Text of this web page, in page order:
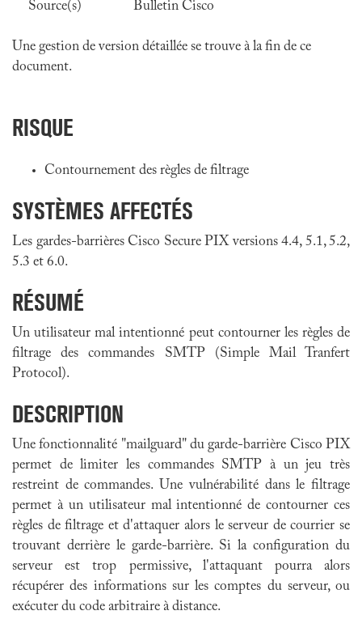
Source(s) Bulletin Cisco
Une gestion de version détaillée se trouve à la fin de ce
document.
RISQUE
Contournement des règles de filtrage
SYSTÈMES AFFECTÉS
Les gardes-barrières Cisco Secure PIX versions 4.4, 5.1, 5.2,
5.3 et 6.0.
RÉSUMÉ
Un utilisateur mal intentionné peut contourner les règles de
filtrage des commandes SMTP (Simple Mail Tranfert
Protocol).
DESCRIPTION
Une fonctionnalité "mailguard" du garde-barrière Cisco PIX
permet de limiter les commandes SMTP à un jeu très
restreint de commandes. Une vulnérabilité dans le filtrage
permet à un utilisateur mal intentionné de contourner ces
règles de filtrage et d'attaquer alors le serveur de courrier se
trouvant derrière le garde-barrière. Si la configuration du
serveur est trop permissive, l'attaquant pourra alors
récupérer des informations sur les comptes du serveur, ou
exécuter du code arbitraire à distance.